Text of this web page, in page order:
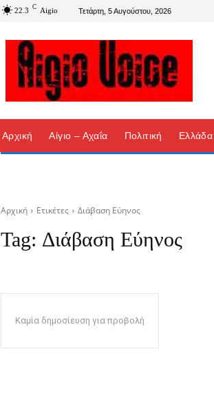
22.3 C Aigio Τετάρτη, 5 Αυγούστου, 2026
Αρχική Αίγιο – Αχαΐα Πολιτική Ελλάδα
Αρχική Ετικέτες Διάβαση Εύηνος
Tag: Διάβαση Εύηνος
Καμία δημοσίευση για προβολή